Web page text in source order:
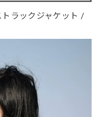
トラックジャケット /